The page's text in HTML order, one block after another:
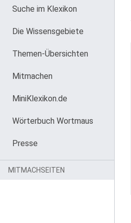
Suche im Klexikon
Die Wissensgebiete
Themen-Übersichten
Mitmachen
MiniKlexikon.de
Wörterbuch Wortmaus
Presse
MITMACHSEITEN